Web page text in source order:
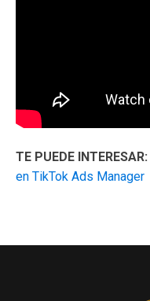
TE PUEDE INTERESAR:
en TikTok Ads Manager